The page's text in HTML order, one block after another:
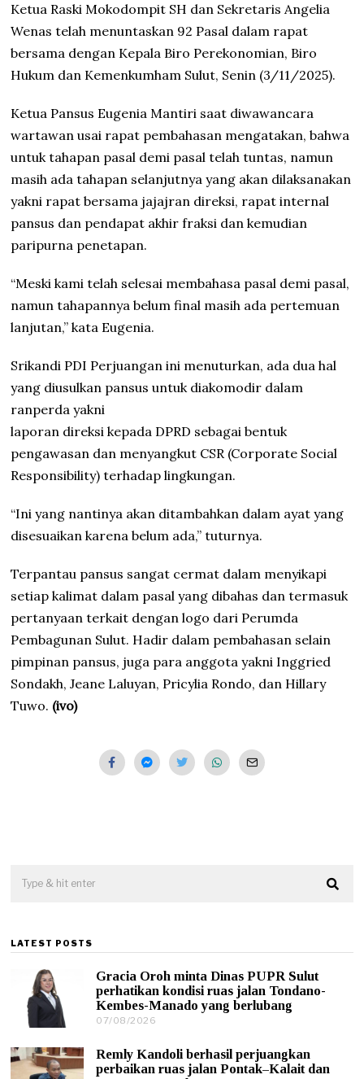
Ketua Raski Mokodompit SH dan Sekretaris Angelia
Wenas telah menuntaskan 92 Pasal dalam rapat
bersama dengan Kepala Biro Perekonomian, Biro
Hukum dan Kemenkumham Sulut, Senin (3/11/2025).
Ketua Pansus Eugenia Mantiri saat diwawancara
wartawan usai rapat pembahasan mengatakan, bahwa
untuk tahapan pasal demi pasal telah tuntas, namun
masih ada tahapan selanjutnya yang akan dilaksanakan
yakni rapat bersama jajajran direksi, rapat internal
pansus dan pendapat akhir fraksi dan kemudian
paripurna penetapan.
“Meski kami telah selesai membahasa pasal demi pasal,
namun tahapannya belum final masih ada pertemuan
lanjutan,” kata Eugenia.
Srikandi PDI Perjuangan ini menuturkan, ada dua hal
yang diusulkan pansus untuk diakomodir dalam
ranperda yakni
laporan direksi kepada DPRD sebagai bentuk
pengawasan dan menyangkut CSR (Corporate Social
Responsibility) terhadap lingkungan.
“Ini yang nantinya akan ditambahkan dalam ayat yang
disesuaikan karena belum ada,” tuturnya.
Terpantau pansus sangat cermat dalam menyikapi
setiap kalimat dalam pasal yang dibahas dan termasuk
pertanyaan terkait dengan logo dari Perumda
Pembagunan Sulut. Hadir dalam pembahasan selain
pimpinan pansus, juga para anggota yakni Inggried
Sondakh, Jeane Laluyan, Pricylia Rondo, dan Hillary
Tuwo. (ivo)
LATEST POSTS
Gracia Oroh minta Dinas PUPR Sulut
perhatikan kondisi ruas jalan Tondano-
Kembes-Manado yang berlubang
07/08/2026
0
8
Remly Kandoli berhasil perjuangkan
perbaikan ruas jalan Pontak–Kalait dan